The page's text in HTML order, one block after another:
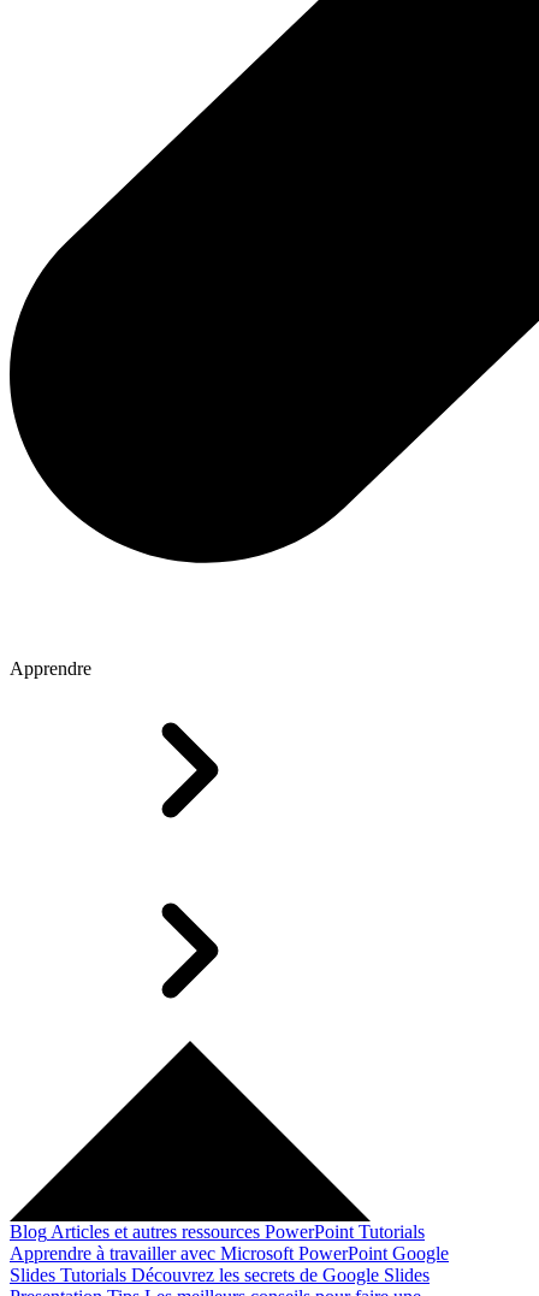
Apprendre
Blog Articles et autres ressources PowerPoint Tutorials
Apprendre à travailler avec Microsoft PowerPoint Google
Slides Tutorials Découvrez les secrets de Google Slides